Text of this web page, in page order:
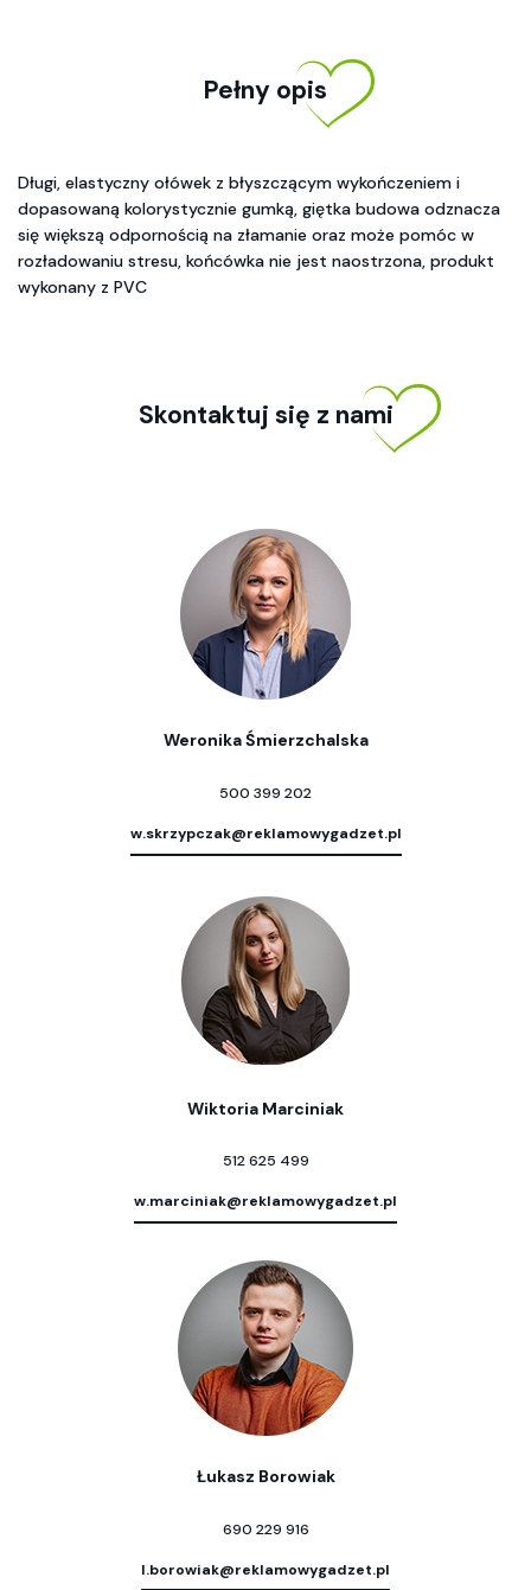
Pełny opis
Długi, elastyczny ołówek z błyszczącym wykończeniem i
dopasowaną kolorystycznie gumką, giętka budowa odznacza
się większą odpornością na złamanie oraz może pomóc w
rozładowaniu stresu, końcówka nie jest naostrzona, produkt
wykonany z PVC
Skontaktuj się z nami
Weronika Śmierzchalska
500 399 202
w.skrzypczak@reklamowygadzet.pl
Wiktoria Marciniak
512 625 499
w.marciniak@reklamowygadzet.pl
Łukasz Borowiak
690 229 916
l.borowiak@reklamowygadzet.pl